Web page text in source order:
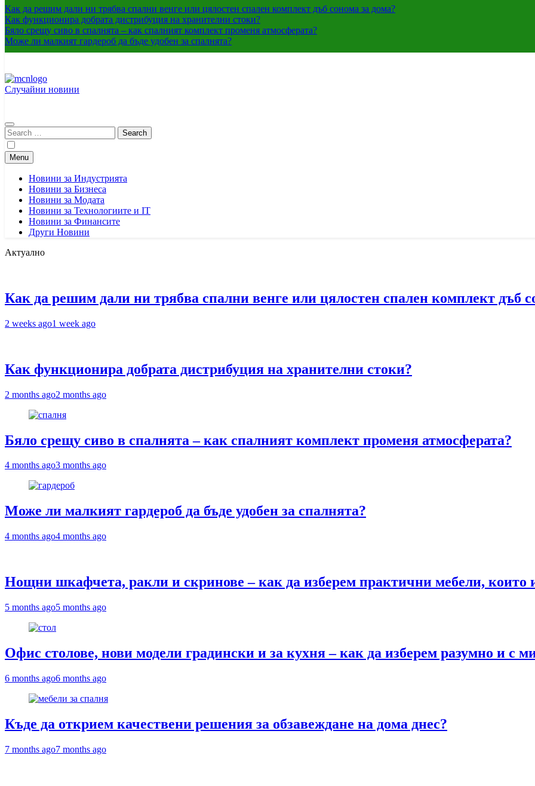
Как да решим дали ни трябва спални венге или цялостен спален комплект дъб сонома за дома?
Как функционира добрата дистрибуция на хранителни стоки?
Бяло срещу сиво в спалнята – как спалният комплект променя атмосферата?
Може ли малкият гардероб да бъде удобен за спалнята?
Случайни новини
Search
for:
Menu
Новини за Индустрията
Новини за Бизнеса
Новини за Модата
Новини за Технологиите и IT
Новини за Финансите
Други Новини
Актуално
Как да решим дали ни трябва спални венге или цялостен спален комплект дъб
2 weeks ago1 week ago
Как функционира добрата дистрибуция на хранителни стоки?
2 months ago2 months ago
Бяло срещу сиво в спалнята – как спалният комплект променя атмосферата?
4 months ago3 months ago
Може ли малкият гардероб да бъде удобен за спалнята?
4 months ago4 months ago
Нощни шкафчета, ракли и скринове – как да изберем практични мебели, които
5 months ago5 months ago
Офис столове, нови модели градински и за кухня – как да изберем разумно и с
6 months ago6 months ago
Къде да открием качествени решения за обзавеждане на дома днес?
7 months ago7 months ago